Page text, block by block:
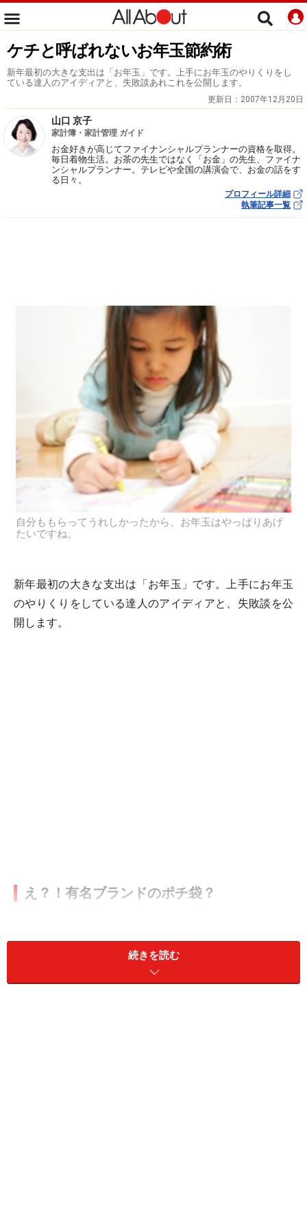
ケチと呼ばれないお年玉節約術
新年最初の大きな支出は「お年玉」です。上手にお年玉のやりくりをし
ている達人のアイディアと、失敗談あれこれを公開します。
更新日： 2007年12月20日
山口 京子
家計簿・家計管理 ガイド
お金好きが高じてファイナンシャルプランナーの資格を取得。
毎日着物生活。お茶の先生ではなく「お金」の先生、ファイナ
ンシャルプランナー。テレビや全国の講演会で、お金の話をす
る日々。
プロフィール詳細
執筆記事一覧
自分ももらってうれしかったから、お年玉はやっぱりあげ
たいですね。
新年最初の大きな支出は「お年玉」です。上手にお年玉
のやりくりをしている達人のアイディアと、失敗談を公
開します。
え？！有名ブランドのポチ袋？
デザインをするのが趣味で、毎年ポチ袋も手作りです。
去年は、モノグラムをモチーフにしたポチ袋とのし袋を
作ってお年玉を渡したら、子供達のお母さんが大喜び。
続きを読む